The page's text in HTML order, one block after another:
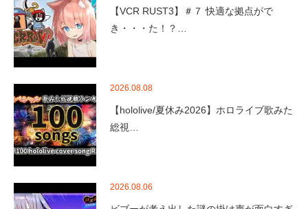
【VCR RUST3】＃７ 快適な拠点がで
き・・・た！？…
2026.08.08
【hololive/夏休み2026】ホロライブ歌みた
総視…
2026.08.06